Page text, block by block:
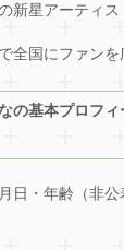
新星アーティス
全国にファンを
の基本プロフィ
日・年齢（非公